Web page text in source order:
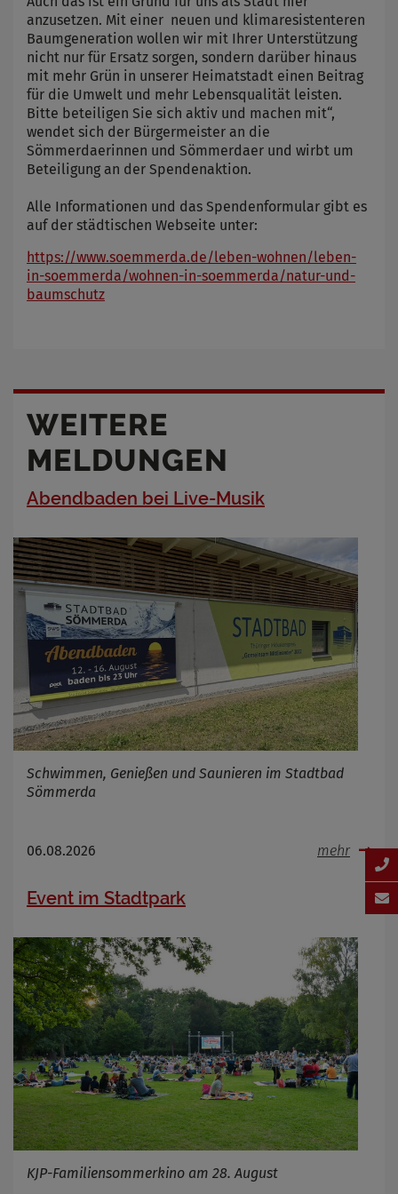
anzusetzen. Mit einer neuen und klimaresistenteren
Baumgeneration wollen wir mit Ihrer Unterstützung
nicht nur für Ersatz sorgen, sondern darüber hinaus
mit mehr Grün in unserer Heimatstadt einen Beitrag
für die Umwelt und mehr Lebensqualität leisten.
Bitte beteiligen Sie sich aktiv und machen mit“,
wendet sich der Bürgermeister an die
Sömmerdaerinnen und Sömmerdaer und wirbt um
Beteiligung an der Spendenaktion.
Alle Informationen und das Spendenformular gibt es
auf der städtischen Webseite unter:
https://www.soemmerda.de/leben-wohnen/leben-
in-soemmerda/wohnen-in-soemmerda/natur-und-
baumschutz
WEITERE
MELDUNGEN
Abendbaden bei Live-Musik
Schwimmen, Genießen und Saunieren im Stadtbad
Sömmerda
06.08.2026 mehr
Event im Stadtpark
KJP-Familiensommerkino am 28. August